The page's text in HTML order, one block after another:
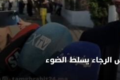
الرجاء يسلط الضوء